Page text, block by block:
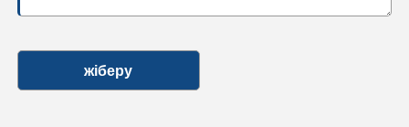
жіберу